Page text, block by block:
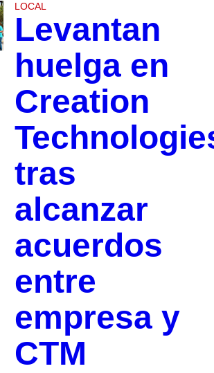
LOCAL
Levantan
huelga en
Creation
tras
alcanzar
acuerdos
entre
empresa y
CTM